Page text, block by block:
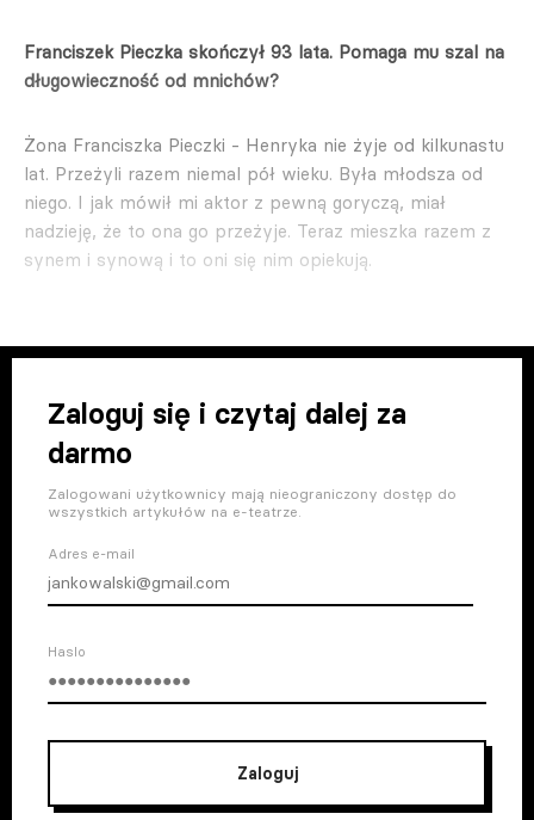
Franciszek Pieczka skończył 93 lata. Pomaga mu szal na
długowieczność od mnichów?
Żona Franciszka Pieczki - Henryka nie żyje od kilkunastu
lat. Przeżyli razem niemal pół wieku. Była młodsza od
niego. I jak mówił mi aktor z pewną goryczą, miał
nadzieję, że to ona go przeżyje. Teraz mieszka razem z
synem i synową i to oni się nim opiekują.
Zaloguj się i czytaj dalej za
darmo
Zalogowani użytkownicy mają nieograniczony dostęp do
wszystkich artykułów na e-teatrze.
Adres e-mail
Haslo
Zaloguj